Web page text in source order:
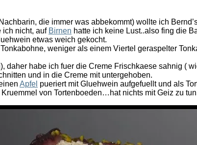
die immer was abbekommt) wollte ich
ich nicht, auf Birnen hatte ich keine Lust..also fing die
etwas weich gekocht.
weniger als einem Viertel geraspelter
daher habe ich fuer die Creme Frischkaese sahnig (
und in die Creme mit untergehoben.
Apfel pueriert mit Gluehwein aufgefuellt und als
von Tortenboeden…hat nichts mit Geiz zu